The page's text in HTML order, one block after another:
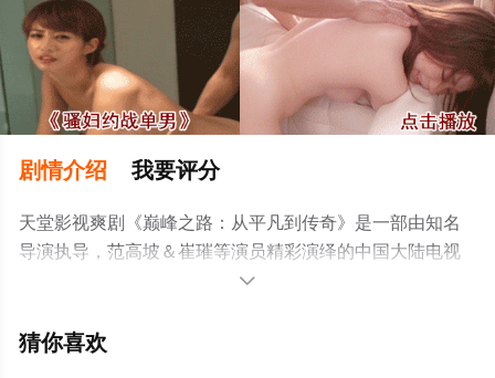
剧情介绍 我要评分
天堂影视爽剧《巅峰之路：从平凡到传奇》是一部由知名
导演执导，范高坡＆崔璀等演员精彩演绎的中国大陆电视
剧，大结局剧情已揭晓（全集完结），手机免费观看高清
可移步至豆瓣电视剧、电视猫或剧情网等平台了解。

猜你喜欢